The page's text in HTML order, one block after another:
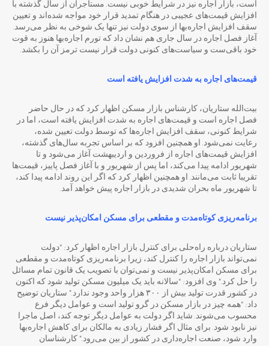
است، بازار اجاره نیز در شرایط خوبی نیست. مستاجران از سال گذشته با
افزایش قیمت‌های عجیبی در هنگام تمدید قرار خود مواجه شده‌اند و تعیین
سقف افزایش اجاره‌بها از سوی دولت نیز تنها یک شوخی به نظر می‌رسد.
آغاز فصل اجاره در سال جاری هم نشان داد که تورم اجاره‌بها هنوز به قوت
خود باقی‌ست و سیاست‌های کنونی دولت قرار نیست ترمز آن را بکشد.
قیمت‌های اجاره به شدت افزایش یافته است
بیت‌الله ستاریان، کارشناس بازار مسکن اظهار کرد که در حال حاضر
فصل اجاره است و قیمت‌های اجاره به شدت افزایش یافته است، اما در
شرایط کنونی، سقف افزایش اجاره‌ها که توسط دولت تعیین شده،
رعایت نمی‌شود. او همچنین افزود که بر اساس تجربه سال‌های گذشته،
افزایش قیمت‌های اجاره از فروردین و اردیبهشت آغاز می‌شود و تا
شهریور ادامه پیدا می‌کند، اما پس از شهریور و با آغاز فصل پاییز، قیمت‌ها
تقریبا ثابت می‌مانند. او همچنین اظهار کرد که اگر این روند ادامه پیدا کند،
تا شهریور ماه بحران شدیدی در بازار اجاره پیش خواهد آمد.
برنامه‌ریزی کوتاه‌مدت و مقطعی برای مسکن امکان‌پذیر نیست
ستاریان درباره راه‌حلی برای کنترل بازار اجاره اظهار کرد: “دولت
نمی‌تواند بازار اجاره را کنترل کند، زیرا برنامه‌ریزی کوتاه‌مدت و مقطعی
برای مسکن امکان‌پذیر نیست و نمی‌توان با تصویب یک قانون تمام مسائل
را حل کرد.” وی افزود: “سالانه باید یک میلیون مسکن تولید شود که اکنون
در کشور قدرت تولید بیش از ۳۰۰ هزار واحد وجود ندارد.” ستاریان توضیح
داد: “همه چیز در بازار مسکن در گرو تولید است و عوامل دیگر فرع
محسوب می‌شوند. شاید اگر دولت به عوامل دیگر توجه کند، اصل ماجرا
نیز نابود شود. برای مثال اگر فشار زیادی به مالکان برای کاهش اجاره‌بها
وارد شود، صنعت اجاره‌داری در کشور از بین می‌رود.” کارشناسان